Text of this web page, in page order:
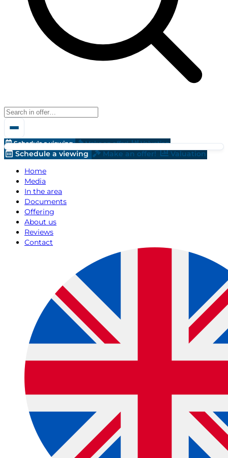
Schedule a viewing Make an offer! Valuation
Schedule a viewing Make an offer!
Valuation
Home
Media
In the area
Documents
Offering
About us
Reviews
Contact